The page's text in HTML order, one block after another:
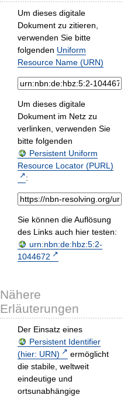
Um dieses digitale
Dokument zu zitieren,
verwenden Sie bitte
folgenden Uniform
Resource Name (URN)
Um dieses digitale
Dokument im Netz zu
verlinken, verwenden Sie
bitte folgenden
Persistent Uniform
Resource Locator (PURL)
:
Sie können die Auflösung
des Links auch hier testen:
urn:nbn:de:hbz:5:2-
1044672
Nähere
Erläuterungen
Der Einsatz eines
Persistent Identifier
(hier: URN)
ermöglicht
die stabile, weltweit
eindeutige und
ortsunabhängige